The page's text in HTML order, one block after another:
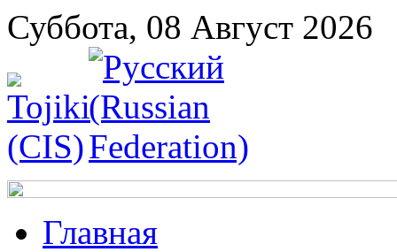
Суббота, 08 Август 2026
Главная